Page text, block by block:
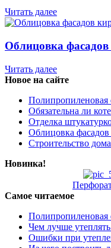
Читать далее
Облицовка
Читать далее
Новое на сайте
Полипропиленовая
Обязательна ли
Отделка
Облицовка
Строительство
Новинка!
Самое читаемое
Полипропиленовая
Чем лучше
Ошибки при